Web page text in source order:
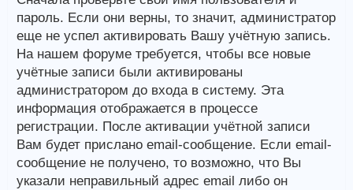
пароль. Если они верны, то значит, администратор
еще не успел активировать Вашу учётную запись.
На нашем форуме требуется, чтобы все новые
учётные записи были активированы
администратором до входа в систему. Эта
информация отображается в процессе
регистрации. После активации учётной записи
Вам будет прислано email-сообщение. Если email-
сообщение не получено, то возможно, что Вы
указали неправильный адрес email либо он